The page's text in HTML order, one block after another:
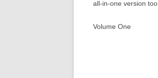
all-in-one version too.
Volume One